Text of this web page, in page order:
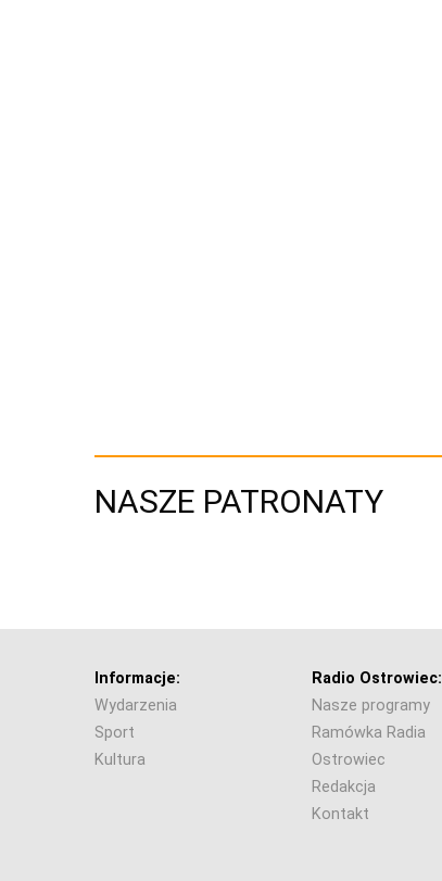
NASZE PATRONATY
Informacje:
Wydarzenia
Sport
Kultura
Radio Ostrowiec:
Nasze programy
Ramówka Radia
Ostrowiec
Redakcja
Kontakt